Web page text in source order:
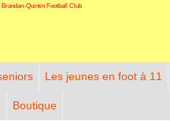
Brandan-Quintin Football Club
Les jeunes en foot à 11
Boutique